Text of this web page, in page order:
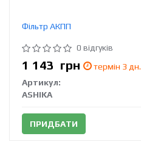
Фільтр АКПП
0 відгуків
1 143 грн
термін 3 дн.
Артикул:
ASHIKA
ПРИДБАТИ